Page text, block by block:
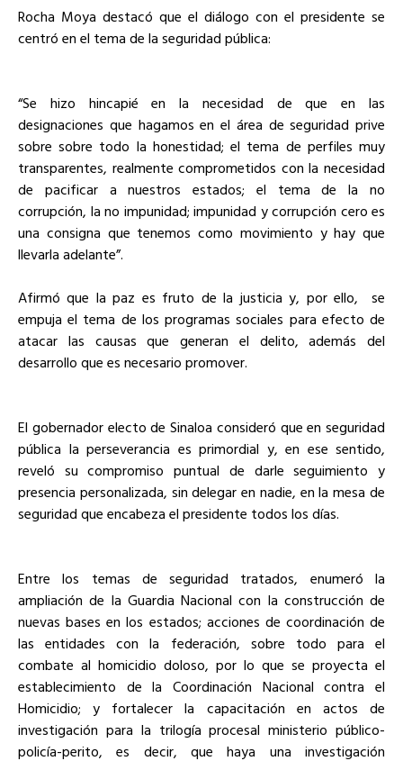
Rocha Moya destacó que el diálogo con el presidente se
centró en el tema de la seguridad pública:
“Se hizo hincapié en la necesidad de que en las
designaciones que hagamos en el área de seguridad prive
sobre sobre todo la honestidad; el tema de perfiles muy
transparentes, realmente comprometidos con la necesidad
de pacificar a nuestros estados; el tema de la no
corrupción, la no impunidad; impunidad y corrupción cero es
una consigna que tenemos como movimiento y hay que
llevarla adelante”.
Afirmó que la paz es fruto de la justicia y, por ello, se
empuja el tema de los programas sociales para efecto de
atacar las causas que generan el delito, además del
desarrollo que es necesario promover.
El gobernador electo de Sinaloa consideró que en seguridad
pública la perseverancia es primordial y, en ese sentido,
reveló su compromiso puntual de darle seguimiento y
presencia personalizada, sin delegar en nadie, en la mesa de
seguridad que encabeza el presidente todos los días.
Entre los temas de seguridad tratados, enumeró la
ampliación de la Guardia Nacional con la construcción de
nuevas bases en los estados; acciones de coordinación de
las entidades con la federación, sobre todo para el
combate al homicidio doloso, por lo que se proyecta el
establecimiento de la Coordinación Nacional contra el
Homicidio; y fortalecer la capacitación en actos de
investigación para la trilogía procesal ministerio público-
policía-perito, es decir, que haya una investigación